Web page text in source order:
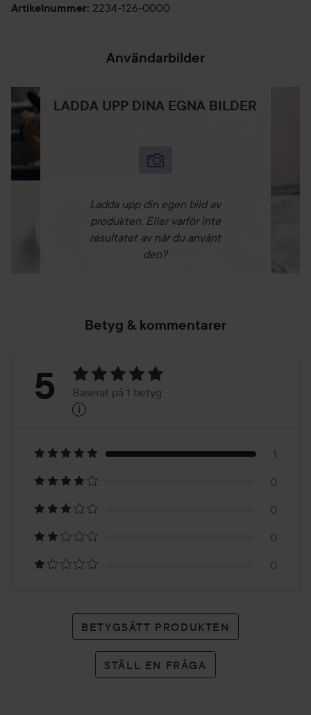
Artikelnummer: 2234-126-0000
Användarbilder
LADDA UPP DINA EGNA BILDER
Ladda upp din egen bild av
produkten. Eller varför inte
resultatet av när du använt
den?
Betyg & kommentarer
Betyg:
Baserat
på
1
betyg
5 Baserat på 1 betyg
i
1
0
0
0
0
BETYGSÄTT PRODUKTEN
STÄLL EN FRÅGA